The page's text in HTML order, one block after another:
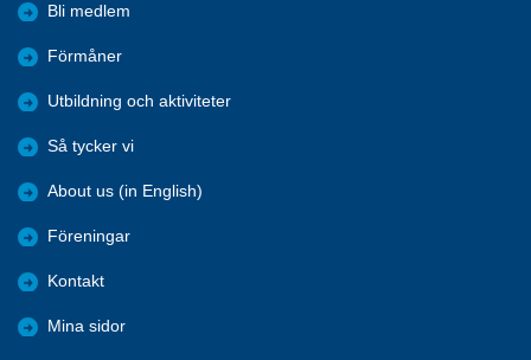
Bli medlem
Förmåner
Utbildning och aktiviteter
Så tycker vi
About us (in English)
Föreningar
Kontakt
Mina sidor